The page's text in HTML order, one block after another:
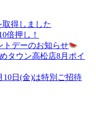
取得しました
倍押し！
トデーのお知らせ
タウン高松店8月ポイ
10日(金)は特別ご招待